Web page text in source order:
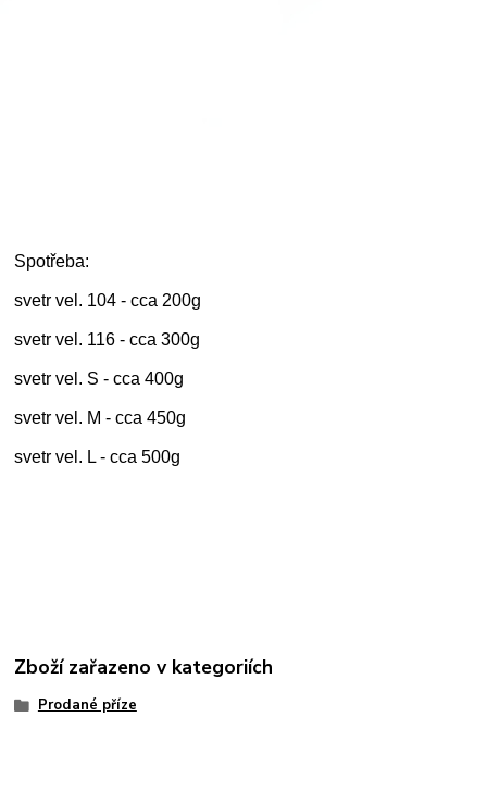
Spotřeba:
svetr vel. 104 - cca 200g
svetr vel. 116 - cca 300g
svetr vel. S - cca 400g
svetr vel. M - cca 450g
svetr vel. L - cca 500g
Zboží zařazeno v kategoriích
Prodané příze